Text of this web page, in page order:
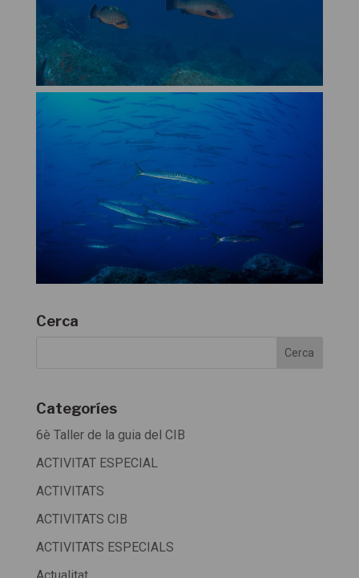
Cerca
Categoríes
6è Taller de la guia del CIB
ACTIVITAT ESPECIAL
ACTIVITATS
ACTIVITATS CIB
ACTIVITATS ESPECIALS